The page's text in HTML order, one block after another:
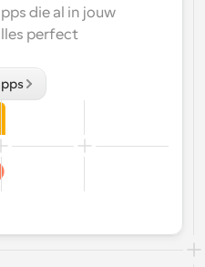
die al in jouw
perfect